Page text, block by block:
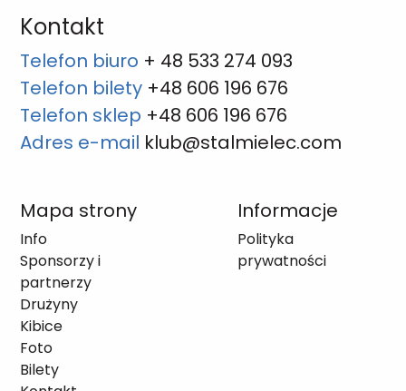
Kontakt
Telefon biuro + 48 533 274 093
Telefon bilety +48 606 196 676
Telefon sklep +48 606 196 676
Adres e-mail klub@stalmielec.com
Mapa strony
Info
Sponsorzy i
partnerzy
Drużyny
Kibice
Foto
Bilety
Informacje
Polityka
prywatności